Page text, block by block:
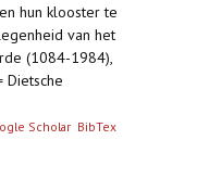
hun klooster te
van het
(1084-1984),
Dietsche
Scholar BibTex